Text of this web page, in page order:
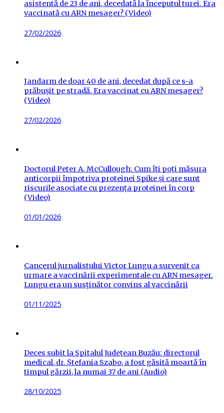
asistentă de 23 de ani, decedată la începutul turei. Era
vaccinată cu ARN mesager? (Video)
Posted
27/02/2026
Jandarm de doar 40 de ani, decedat după ce s-a
prăbușit pe stradă. Era vaccinat cu ARN mesager?
(Video)
Posted
27/02/2026
Doctorul Peter A. McCullough: Cum îți poți măsura
anticorpii împotriva proteinei Spike și care sunt
riscurile asociate cu prezența proteinei în corp
(Video)
Posted
01/01/2026
Cancerul jurnalistului Victor Lungu a survenit ca
urmare a vaccinării experimentale cu ARN mesager.
Lungu era un susținător convins al vaccinării
Posted
01/11/2025
Deces subit la Spitalul Județean Buzău: directorul
medical, dr. Ștefania Szabo, a fost găsită moartă în
timpul gărzii, la numai 37 de ani (Audio)
Posted
28/10/2025